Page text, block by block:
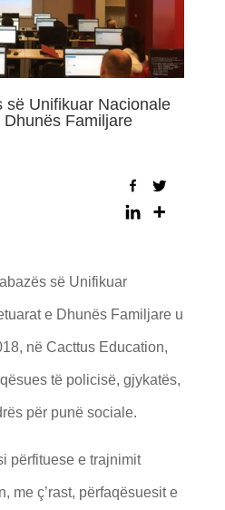
së Unifikuar Nacionale
Familjare
së Unifikuar
e Dhunës Familjare u
në Cacttus Education,
të policisë, gjykatës,
për punë sociale.
përfituese e trajnimit
me ç’rast, përfaqësuesit e